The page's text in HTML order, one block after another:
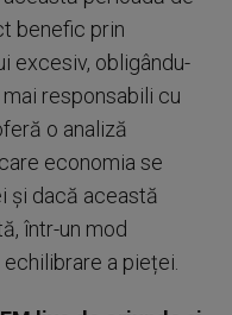
benefic prin
excesiv, obligându-
responsabili cu
o analiză
economia se
și dacă această
într-un mod
a pieței.